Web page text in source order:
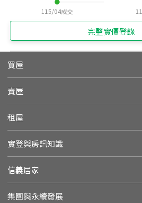
115/04成交
完整實價登錄
買屋
賣屋
租屋
實登與房訊知識
信義居家
集團與永續發展